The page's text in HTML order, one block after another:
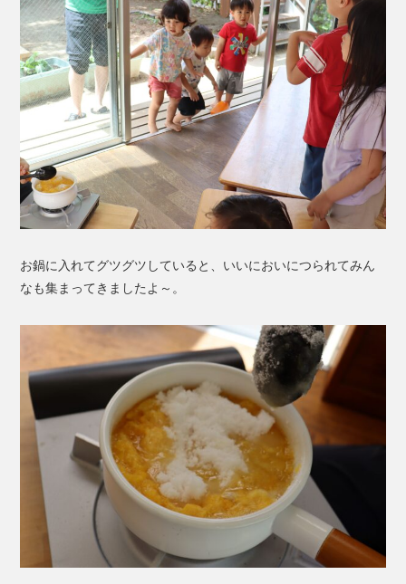
お鍋に入れてグツグツしていると、いいにおいにつられてみん
なも集まってきましたよ～。